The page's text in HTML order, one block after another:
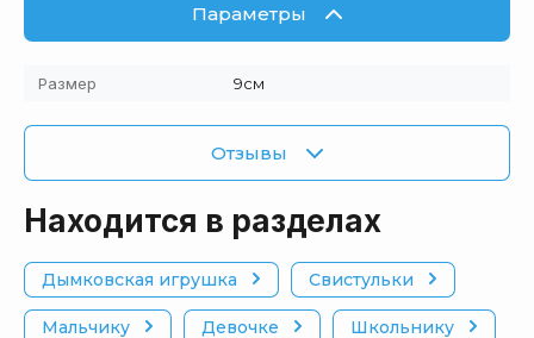
Параметры
Размер 9см
Отзывы
Находится в разделах
Дымковская игрушка Свистульки
Мальчику Девочке Школьнику